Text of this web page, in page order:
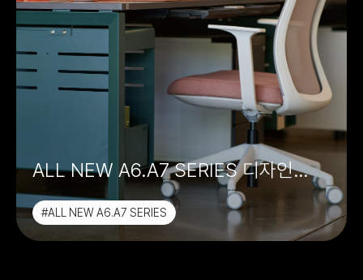
ALL NEW A6.A7 SERIES 디자인
컨셉(2023 코펀)
#ALL NEW A6.A7 SERIES